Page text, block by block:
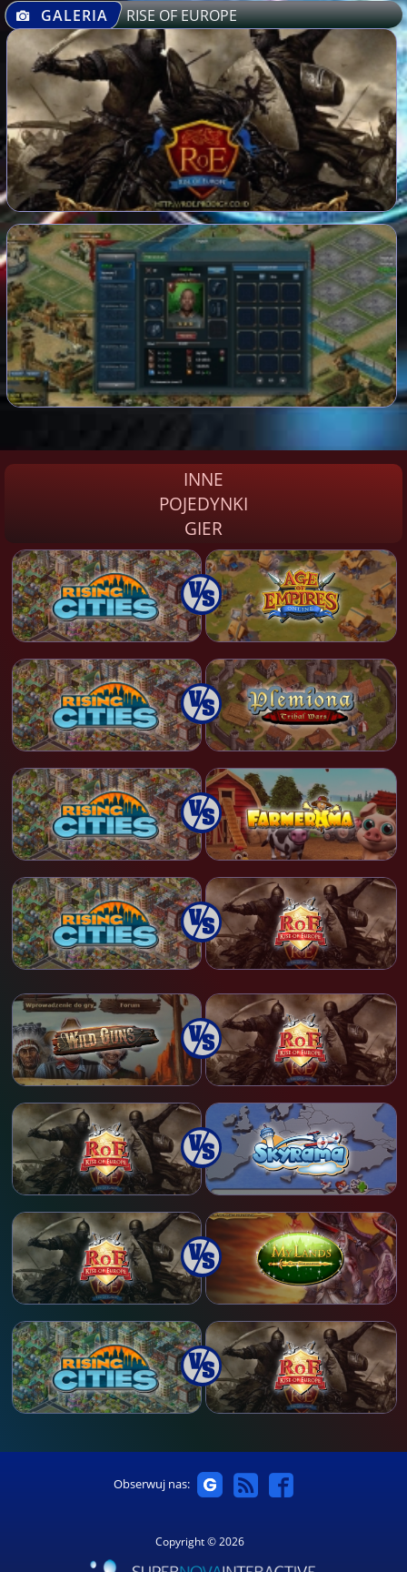
GALERIA RISE OF EUROPE
INNE
POJEDYNKI
GIER
Obserwuj nas:
Copyright © 2026